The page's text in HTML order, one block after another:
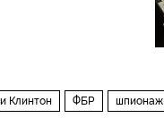
Клинтон ФБР шпионаж